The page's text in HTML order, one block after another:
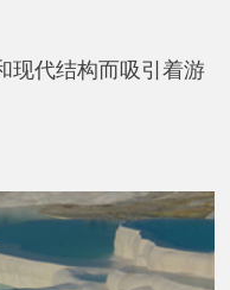
现代结构而吸引着游